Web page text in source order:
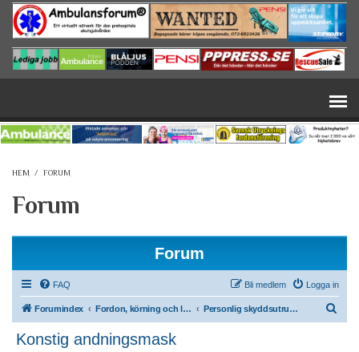
Hoppa till huvudinnehåll
HEM / FORUM
Forum